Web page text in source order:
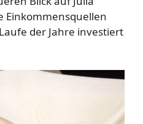
Einkommensquellen
der Jahre investiert